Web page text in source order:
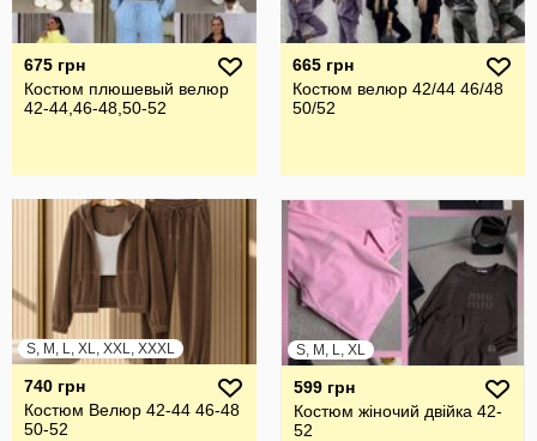
675 грн
Костюм плюшевый велюр
42-44,46-48,50-52
665 грн
Костюм велюр 42/44 46/48
50/52
S, M, L, XL, XXL, XXXL
740 грн
Костюм Велюр 42-44 46-48
50-52
S, M, L, XL
599 грн
Костюм жіночий двійка 42-
52